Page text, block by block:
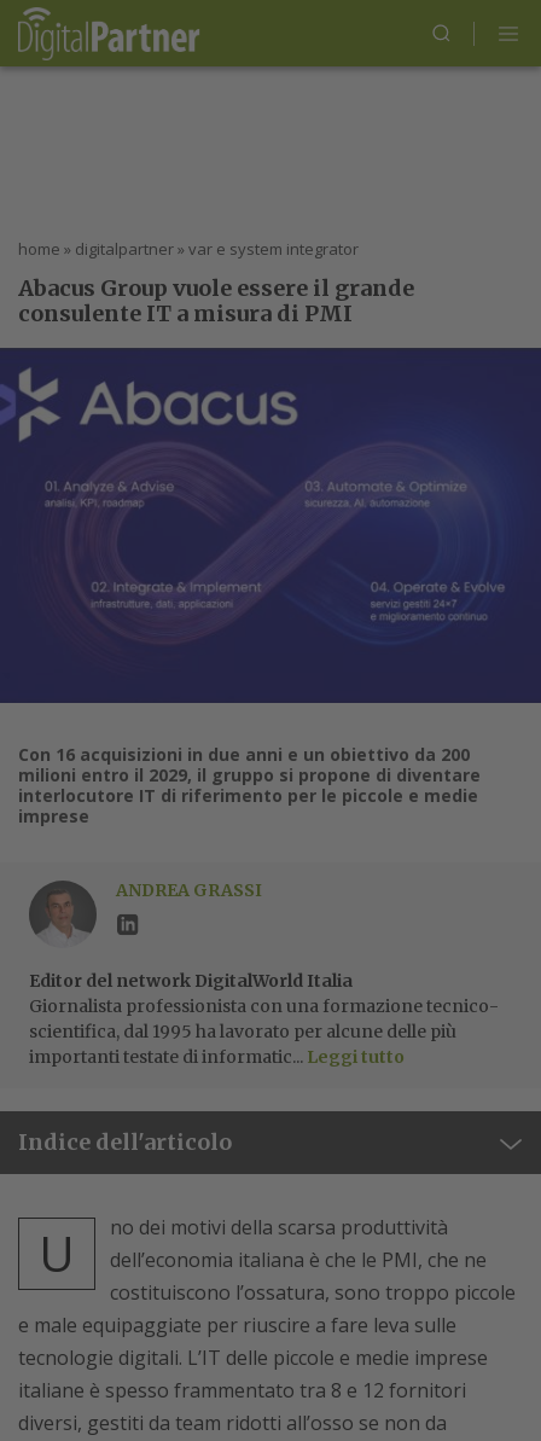
home » digitalpartner» var e system integrator
Abacus Group vuole essere il grande
consulente IT a misura di PMI
Con 16 acquisizioni in due anni e un obiettivo da 200
milioni entro il 2029, il gruppo si propone di diventare
interlocutore IT di riferimento per le piccole e medie
imprese
ANDREA GRASSI
Editor del network DigitalWorld Italia
Giornalista professionista con una formazione tecnico-
scientifica, dal 1995 ha lavorato per alcune delle più
importanti testate di informatic... Leggi tutto
Indice dell'articolo
U
no dei motivi della scarsa produttività
dell’economia italiana è che le PMI, che ne
costituiscono l’ossatura, sono troppo piccole
e male equipaggiate per riuscire a fare leva sulle
tecnologie digitali. L’IT delle piccole e medie imprese
italiane è spesso frammentato tra 8 e 12 fornitori
diversi, gestiti da team ridotti all’osso se non da